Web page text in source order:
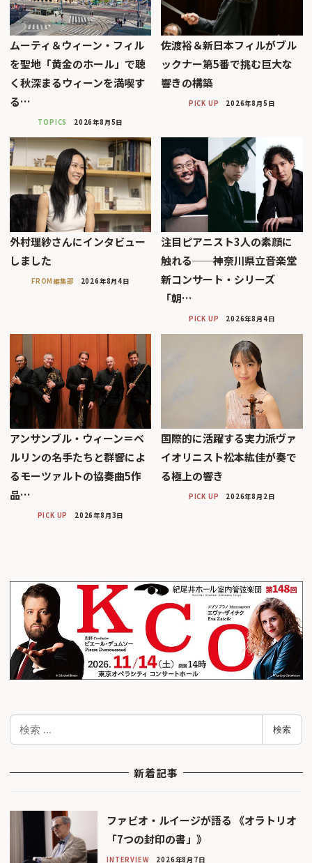
ムーティ＆ウィーン・フィル
を聖地「黄金のホール」で聴
く秋深まるウィーンを満喫す
る…
TOPICS 2026年8月5日
佐渡裕＆新日本フィルがブル
ックナー第5番で挑む巨大な
響きの構築
PICK UP 2026年8月5日
外村理紗さんにインタビュー
しました
FROM編集部 2026年8月4日
注目ピアニスト3人の素顔に
触れる──神奈川県立音楽堂
新コンサート・シリーズ
「朝…
PICK UP 2026年8月4日
アンサンブル・ウィーン＝ベ
ルリンの名手たちと群響によ
るモーツァルトの協奏曲5作
品…
PICK UP 2026年8月3日
国際的に活躍する実力派ヴァ
イオリニスト松本紘佳が奏で
る極上の響き
PICK UP 2026年8月2日
検
検索
新着記事
ファビオ・ルイージが語る 《オラトリオ
「7つの封印の書」》
INTERVIEW 2026年8月7日